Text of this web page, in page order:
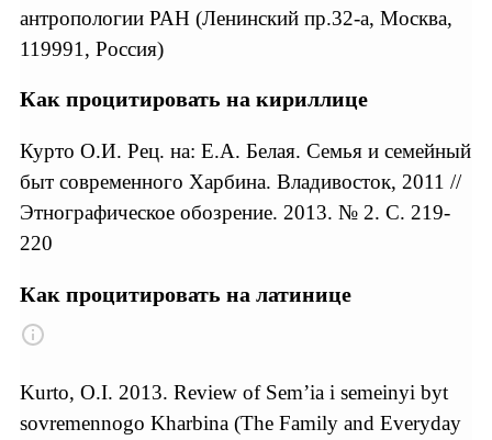
антропологии РАН (Ленинский пр.32-а, Москва,
119991, Россия)
Как процитировать на кириллице
Курто О.И. Рец. на: Е.А. Белая. Семья и семейный
быт современного Харбина. Владивосток, 2011 //
Этнографическое обозрение. 2013. № 2. С. 219-
220
Как процитировать на латинице
Kurto, O.I. 2013. Review of Sem’ia i semeinyi byt
sovremennogo Kharbina (The Family and Everyday